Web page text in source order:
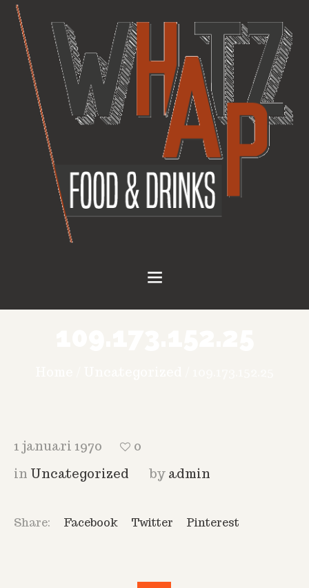
1 januari 1970
0
in Uncategorized by admin
Share: Facebook Twitter Pinterest